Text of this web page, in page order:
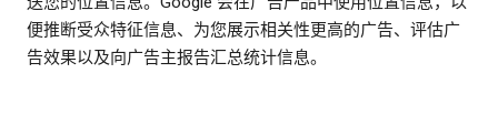
便推断受众特征信息、为您展示相关性更高的广告、评估广
告效果以及向广告主报告汇总统计信息。